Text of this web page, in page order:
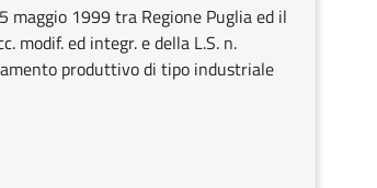
maggio 1999 tra Regione Puglia ed il
modif. ed integr. e della L.S. n.
produttivo di tipo industriale